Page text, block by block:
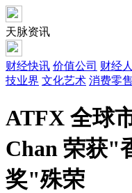
天脉资讯
财经快讯 价值公司 财经
技业界 文化艺术 消费零售
ATFX 全球
Chan 荣获"
奖"殊荣